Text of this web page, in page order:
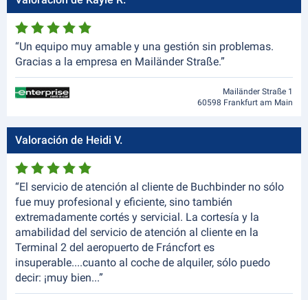
“Un equipo muy amable y una gestión sin problemas.
Gracias a la empresa en Mailänder Straße.”
Mailänder Straße 1
60598 Frankfurt am Main
Valoración de Heidi V.
“El servicio de atención al cliente de Buchbinder no sólo
fue muy profesional y eficiente, sino también
extremadamente cortés y servicial. La cortesía y la
amabilidad del servicio de atención al cliente en la
Terminal 2 del aeropuerto de Fráncfort es
insuperable....cuanto al coche de alquiler, sólo puedo
decir: ¡muy bien...”